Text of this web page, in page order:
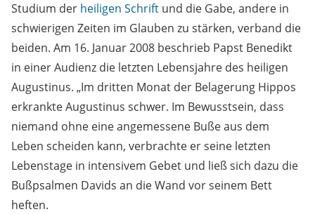
Studium der heiligen Schrift und die Gabe, andere in
schwierigen Zeiten im Glauben zu stärken, verband die
beiden. Am 16. Januar 2008 beschrieb Papst Benedikt
in einer Audienz die letzten Lebensjahre des heiligen
Augustinus. „Im dritten Monat der Belagerung Hippos
erkrankte Augustinus schwer. Im Bewusstsein, dass
niemand ohne eine angemessene Buße aus dem
Leben scheiden kann, verbrachte er seine letzten
Lebenstage in intensivem Gebet und ließ sich dazu die
Bußpsalmen Davids an die Wand vor seinem Bett
heften.